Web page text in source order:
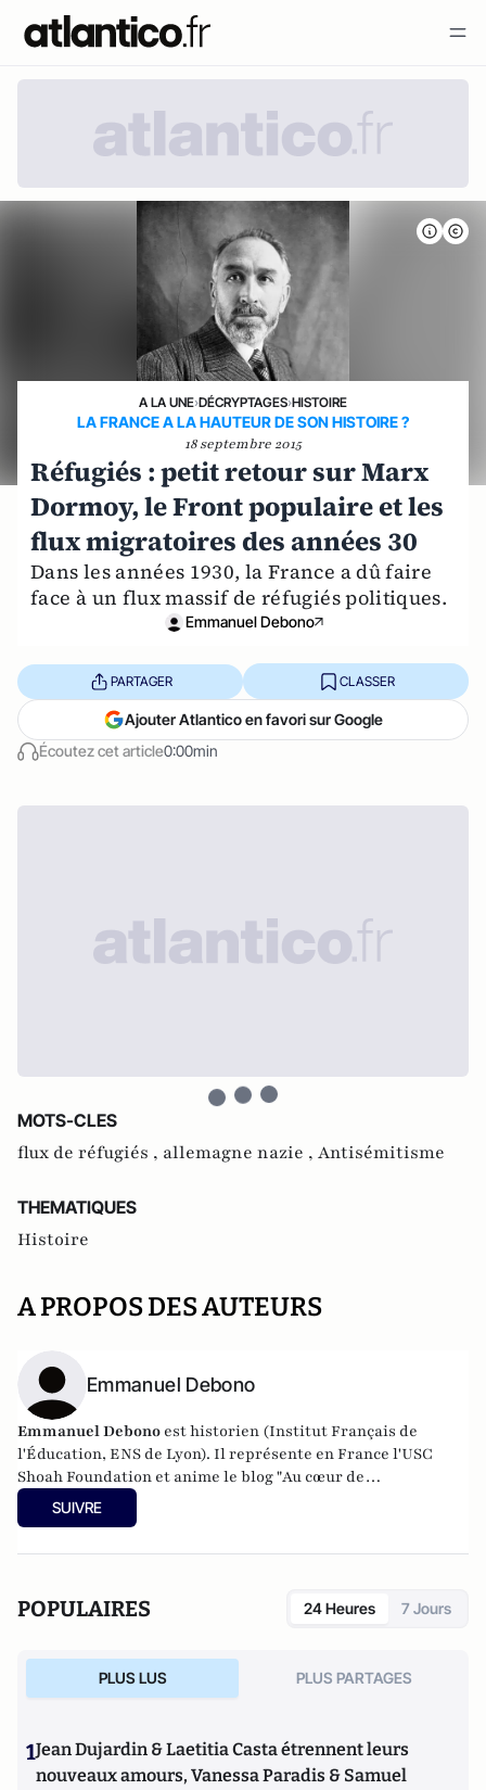
A LA UNE›DÉCRYPTAGES›HISTOIRE
LA FRANCE A LA HAUTEUR DE SON HISTOIRE ?
18 septembre 2015
Réfugiés : petit retour sur Marx
Dormoy, le Front populaire et les
flux migratoires des années 30
Dans les années 1930, la France a dû faire
face à un flux massif de réfugiés politiques.
Emmanuel Debono
Écoutez cet article0:00min
PARTAGER CLASSER
Ajouter Atlantico en favori sur Google
MOTS-CLES
flux de réfugiés , allemagne nazie , Antisémitisme
THEMATIQUES
Histoire
A PROPOS DES AUTEURS
Emmanuel Debono
Emmanuel Debono est historien (Institut Français de
l'Éducation, ENS de Lyon). Il représente en France l'USC
Shoah Foundation et anime le blog "Au cœur de
l'antiracisme
SUIVRE
POPULAIRES 24 Heures 7 Jours
PLUS LUS PLUS PARTAGES
1Jean Dujardin & Laetitia Casta étrennent leurs
nouveaux amours, Vanessa Paradis & Samuel